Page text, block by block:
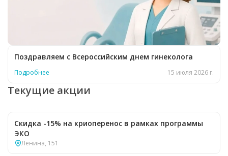
Поздравляем с Всероссийским днем гинеколога
Подробнее 15 июля 2026 г.
Текущие акции
Скидка -15% на криоперенос в рамках программы
ЭКО
Ленина, 151